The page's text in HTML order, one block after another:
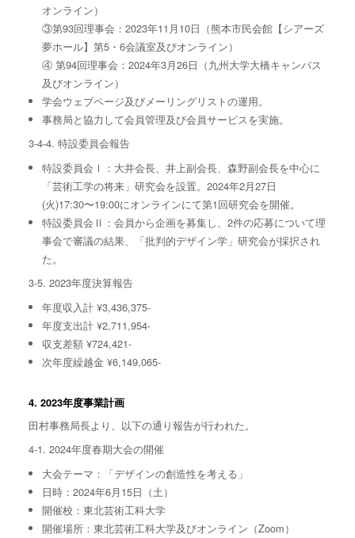
オンライン）
③第93回理事会：2023年11⽉10⽇（熊本市⺠会館【シアーズ
夢ホール】第5・6会議室及びオンライン）
④ 第94回理事会：2024年3⽉26⽇（九州大学大橋キャンパス
及びオンライン）
学会ウェブページ及びメーリングリストの運⽤。
事務局と協⼒して会員管理及び会員サービスを実施。
3-4-4. 特設委員会報告
特設委員会Ⅰ：⼤井会⻑、井上副会⻑、森野副会⻑を中⼼に
「芸術⼯学の将来」研究会を設置。2024年2⽉27⽇
(⽕)17:30〜19:00にオンラインにて第1回研究会を開催。
特設委員会Ⅱ：会員から企画を募集し、2件の応募について理
事会で審議の結果、「批判的デザイン学」研究会が採択され
た。
3-5. 2023年度決算報告
年度収入計 ¥3,436,375-
年度支出計 ¥2,711,954-
収支差額 ¥724,421-
次年度繰越金 ¥6,149,065-
4. 2023年度事業計画
田村事務局長より、以下の通り報告が行われた。
4-1. 2024年度春期大会の開催
⼤会テーマ：「デザインの創造性を考える」
⽇時：2024年6⽉15⽇（⼟）
開催校：東北芸術⼯科⼤学
開催場所：東北芸術⼯科⼤学及びオンライン（Zoom）